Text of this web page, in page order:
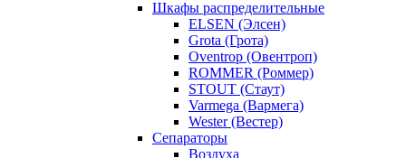
Шкафы распределительные
ELSEN (Элсен)
Grota (Грота)
Oventrop (Овентроп)
ROMMER (Роммер)
STOUT (Стаут)
Varmega (Вармега)
Wester (Вестер)
Сепараторы
Воздуха